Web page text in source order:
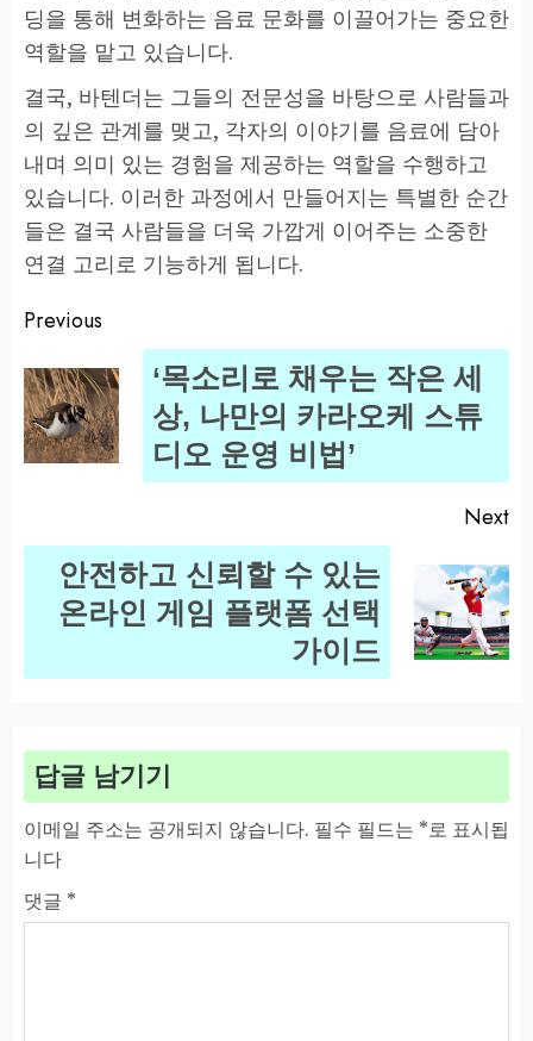
딩을 통해 변화하는 음료 문화를 이끌어가는 중요한
역할을 맡고 있습니다.
결국, 바텐더는 그들의 전문성을 바탕으로 사람들과
의 깊은 관계를 맺고, 각자의 이야기를 음료에 담아
내며 의미 있는 경험을 제공하는 역할을 수행하고
있습니다. 이러한 과정에서 만들어지는 특별한 순간
들은 결국 사람들을 더욱 가깝게 이어주는 소중한
연결 고리로 기능하게 됩니다.
Post
navigation
Previous
‘목소리로 채우는 작은 세
상, 나만의 카라오케 스튜
디오 운영 비법’
Next
Next
안전하고 신뢰할 수 있는
온라인 게임 플랫폼 선택
가이드
답글 남기기
이메일 주소는 공개되지 않습니다. 필수 필드는 *로 표시됩
니다
댓글 *